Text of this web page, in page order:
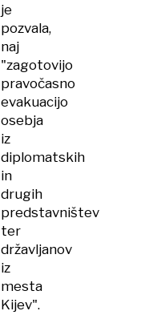
je
pozvala,
naj
"zagotovijo
pravočasno
evakuacijo
osebja
iz
diplomatskih
in
drugih
predstavništev
ter
državljanov
iz
mesta
Kijev".